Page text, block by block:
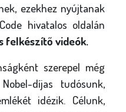
ezekhez nyújtanak
hivatalos oldalán
felkészítő videók.
szerepel még
díjas tudósunk,
idézik. Célunk,